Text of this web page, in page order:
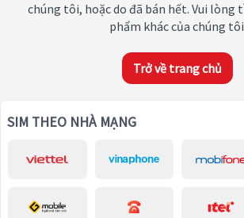
chúng tôi, hoặc do đã bán hết. Vui lòng
phẩm khác của chúng
Trở về trang chủ
SIM THEO NHÀ MẠNG